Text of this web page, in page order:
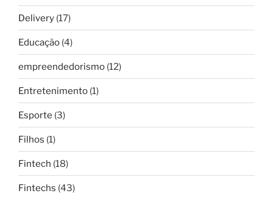
Delivery (17)
Educação (4)
empreendedorismo (12)
Entretenimento (1)
Esporte (3)
Filhos (1)
Fintech (18)
Fintechs (43)